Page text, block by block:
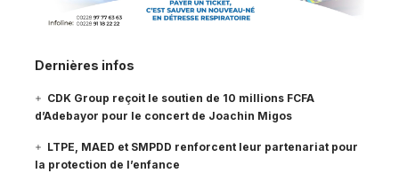
Dernières infos
CDK Group reçoit le soutien de 10 millions FCFA
d’Adebayor pour le concert de Joachin Migos
LTPE, MAED et SMPDD renforcent leur partenariat pour
la protection de l’enfance